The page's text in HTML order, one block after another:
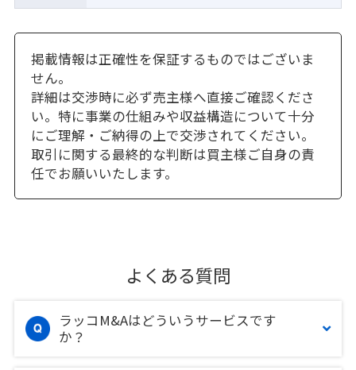
掲載情報は正確性を保証するものではございま
せん。
詳細は交渉時に必ず売主様へ直接ご確認くださ
い。特に事業の仕組みや収益構造について十分
にご理解・ご納得の上で交渉されてください。
取引に関する最終的な判断は買主様ご自身の責
任でお願いいたします。
よくある質問
ラッコM&Aはどういうサービスです
か？